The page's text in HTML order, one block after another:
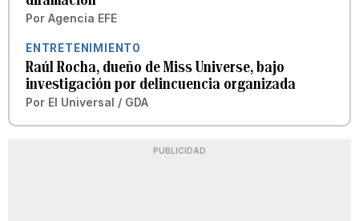
Por Agencia EFE
ENTRETENIMIENTO
Raúl Rocha, dueño de Miss Universe, bajo
investigación por delincuencia organizada
Por El Universal / GDA
PUBLICIDAD